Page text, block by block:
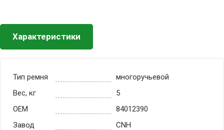
Характеристики
Тип ремня
многоручьевой
Вес, кг
5
OEM
84012390
Завод
CNH